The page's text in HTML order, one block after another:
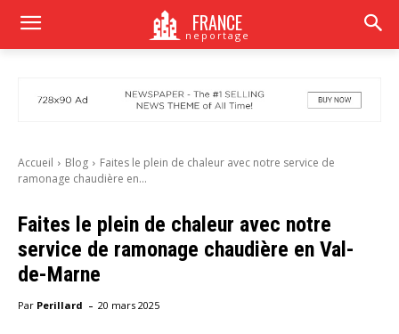
FRANCE
neportage
Accueil Blog
Faites le plein de chaleur avec notre service de
ramonage chaudière en...
Faites le plein de chaleur avec notre
service de ramonage chaudière en Val-
de-Marne
Par Perillard - 20 mars 2025